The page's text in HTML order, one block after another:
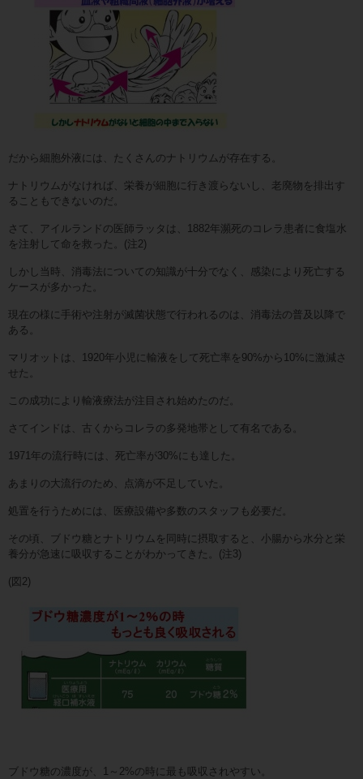
だから細胞外液には、たくさんのナトリウムが存在する。
ナトリウムがなければ、栄養が細胞に行き渡らないし、老廃物を排出す
ることもできないのだ。
さて、アイルランドの医師ラッタは、1882年瀕死のコレラ患者に食塩水
を注射して命を救った。(注2)
しかし当時、消毒法についての知識が十分でなく、感染により死亡する
ケースが多かった。
現在の様に手術や注射が滅菌状態で行われるのは、消毒法の普及以降で
ある。
マリオットは、1920年小児に輸液をして死亡率を90%から10%に激減さ
せた。
この成功により輸液療法が注目され始めたのだ。
さてインドは、古くからコレラの多発地帯として有名である。
1971年の流行時には、死亡率が30%にも達した。
あまりの大流行のため、点滴が不足していた。
処置を行うためには、医療設備や多数のスタッフも必要だ。
その頃、ブドウ糖とナトリウムを同時に摂取すると、小腸から水分と栄
養分が急速に吸収することがわかってきた。(注3)
(図2)
ブドウ糖の濃度が、1～2%の時に最も吸収されやすい。